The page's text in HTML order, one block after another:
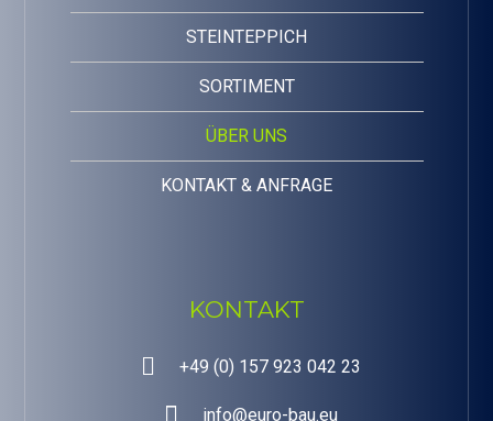
STEINTEPPICH
SORTIMENT
ÜBER UNS
KONTAKT & ANFRAGE
KONTAKT
+49 (0) 157 923 042 23
info@euro-bau.eu